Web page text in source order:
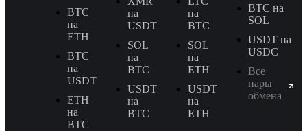
BTC
на
ETH
BTC
на
USDT
ETH
на
BTC
на
USDT
SOL
на
BTC
USDT
на
BTC
на
BTC
SOL
на
ETH
USDT
на
ETH
BTC на
SOL
USDT на
USDC
Все
пары
обмена